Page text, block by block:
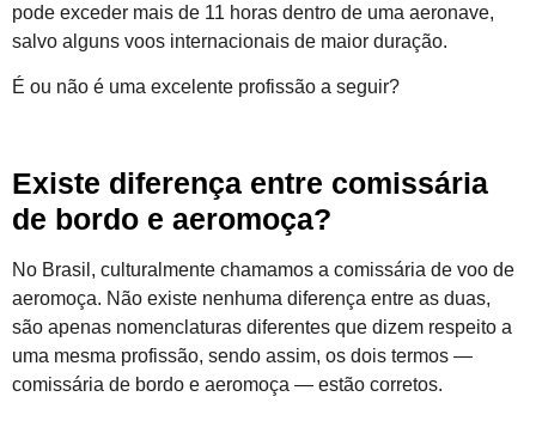
pode exceder mais de 11 horas dentro de uma aeronave,
salvo alguns voos internacionais de maior duração.
É ou não é uma excelente profissão a seguir?
Existe diferença entre comissária
de bordo e aeromoça?
No Brasil, culturalmente chamamos a comissária de voo de
aeromoça. Não existe nenhuma diferença entre as duas,
são apenas nomenclaturas diferentes que dizem respeito a
uma mesma profissão, sendo assim, os dois termos —
comissária de bordo e aeromoça — estão corretos.